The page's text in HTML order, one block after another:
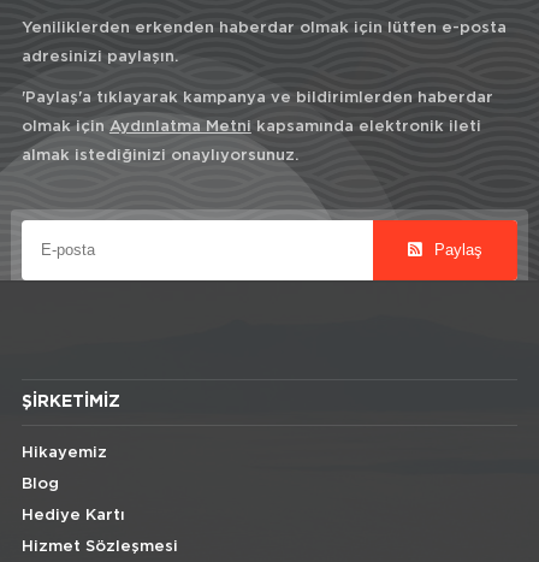
Yeniliklerden erkenden haberdar olmak için lütfen e-posta
adresinizi paylaşın.
'Paylaş'a tıklayarak kampanya ve bildirimlerden haberdar
olmak için Aydınlatma Metni kapsamında elektronik ileti
almak istediğinizi onaylıyorsunuz.
Paylaş
ŞIRKETIMIZ
Hikayemiz
Blog
Hediye Kartı
Hizmet Sözleşmesi